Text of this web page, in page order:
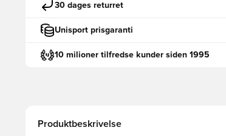
30 dages returret
Unisport prisgaranti
10 milioner tilfredse kunder siden 1995
Produktbeskrivelse